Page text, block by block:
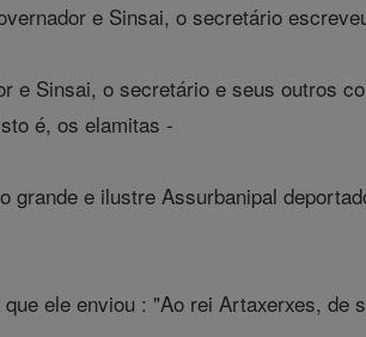
e Sinsai, o secretário
e Sinsai, o secretário e seus outros
é, os elamitas -
grande e ilustre Assurbanipal
ele enviou : "Ao rei Artaxerxes, de